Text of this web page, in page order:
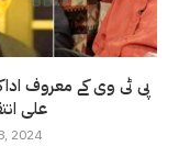
پی ٹی وی کے معروف
علی
2024